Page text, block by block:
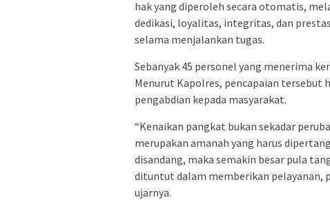
hak yang diperoleh secara otomatis,
dedikasi, loyalitas, integritas, dan
selama menjalankan tugas.
Sebanyak 45 personel yang menerima
Menurut Kapolres, pencapaian
pengabdian kepada masyarakat.
“Kenaikan pangkat bukan sekadar
merupakan amanah yang harus
disandang, maka semakin besar pula
dituntut dalam memberikan pelayanan,
ujarnya.